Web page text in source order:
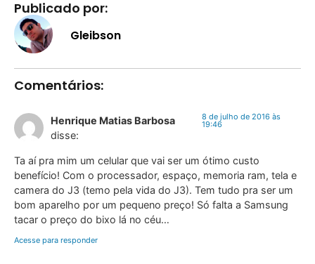
Publicado por:
Gleibson
Comentários:
Henrique Matias Barbosa
disse:
8 de julho de 2016 às
19:46
Ta aí pra mim um celular que vai ser um ótimo custo
benefício! Com o processador, espaço, memoria ram, tela e
camera do J3 (temo pela vida do J3). Tem tudo pra ser um
bom aparelho por um pequeno preço! Só falta a Samsung
tacar o preço do bixo lá no céu…
Acesse para responder